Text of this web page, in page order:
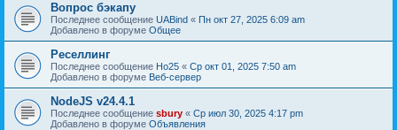
Вопрос бэкапу
Последнее сообщение UABind « Пн окт 27, 2025 6:09 am
Добавлено в форуме Общее
Реселлинг
Последнее сообщение Ho25 « Ср окт 01, 2025 7:50 am
Добавлено в форуме Веб-сервер
NodeJS v24.4.1
Последнее сообщение sbury « Ср июл 30, 2025 4:17 pm
Добавлено в форуме Объявления